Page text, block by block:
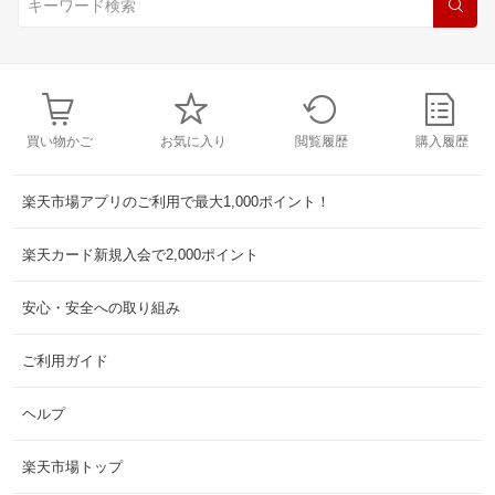
買い物かご お気に入り 閲覧履歴 購入履歴
楽天市場アプリのご利用で最大1,000ポイント！
楽天カード新規入会で2,000ポイント
安心・安全への取り組み
ご利用ガイド
ヘルプ
楽天市場トップ